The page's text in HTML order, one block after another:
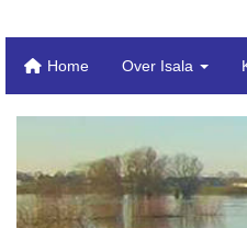
Home Over Isala